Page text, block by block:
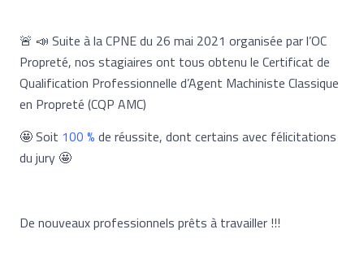
🚨 📣 Suite à la CPNE du 26 mai 2021 organisée par l’OC
Propreté, nos stagiaires ont tous obtenu le Certificat de
Qualification Professionnelle d’Agent Machiniste Classique
en Propreté (CQP AMC)
🤩 Soit 100 % de réussite, dont certains avec félicitations
du jury 🤩
De nouveaux professionnels prêts à travailler !!!